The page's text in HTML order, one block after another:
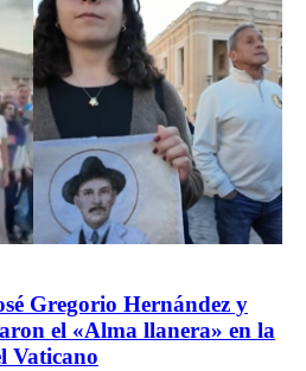
Gregorio Hernández y
el «Alma llanera» en la
Vaticano